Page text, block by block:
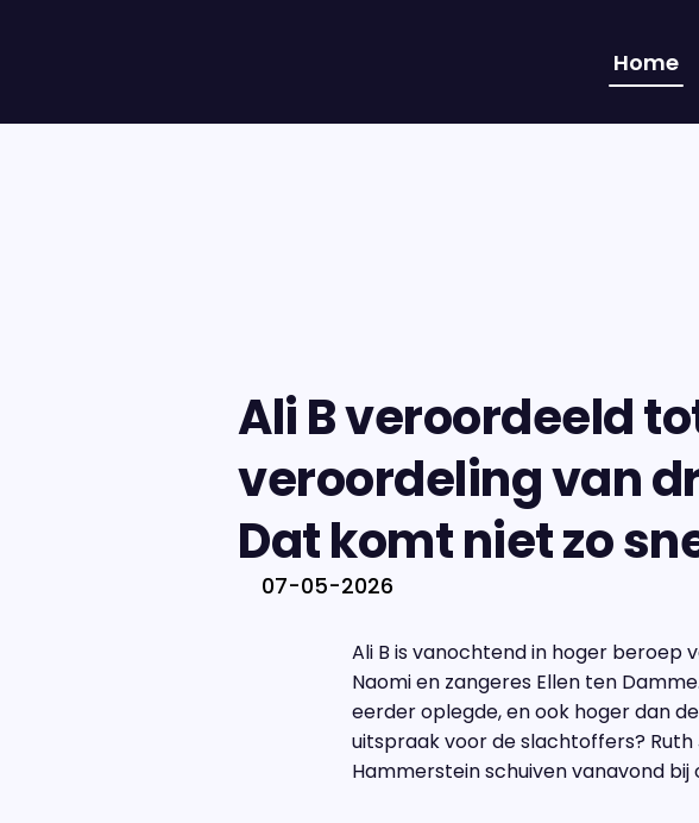
Home
Ali B veroordeeld
veroordeling van
Dat komt niet zo
07-05-2026
Ali B is vanochtend in hoger
Naomi en zangeres Ellen ten
eerder oplegde, en ook hoger dan
uitspraak voor de slachtoffers?
Hammerstein schuiven vanavond bij